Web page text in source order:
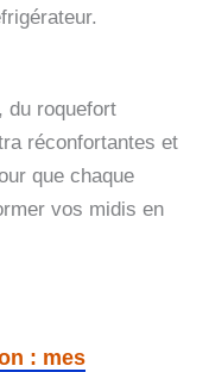
du roquefort
réconfortantes et
que chaque
vos midis en
: mes